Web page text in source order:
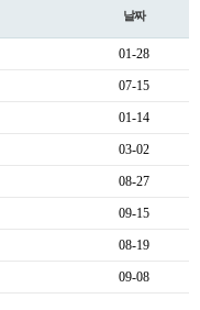
날짜
01-28
07-15
01-14
03-02
08-27
09-15
08-19
09-08